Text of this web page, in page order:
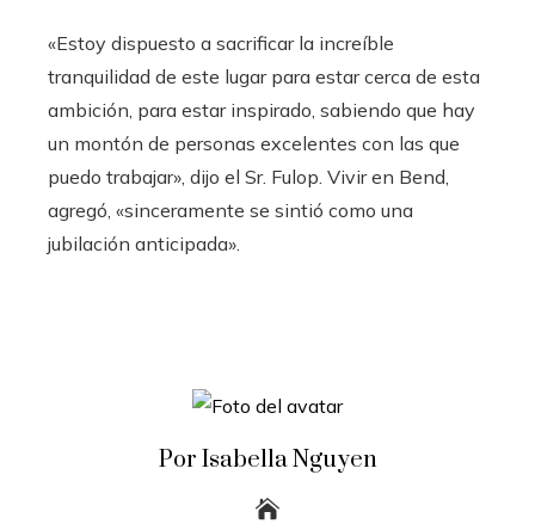
«Estoy dispuesto a sacrificar la increíble
tranquilidad de este lugar para estar cerca de esta
ambición, para estar inspirado, sabiendo que hay
un montón de personas excelentes con las que
puedo trabajar», dijo el Sr. Fulop. Vivir en Bend,
agregó, «sinceramente se sintió como una
jubilación anticipada».
Por Isabella Nguyen